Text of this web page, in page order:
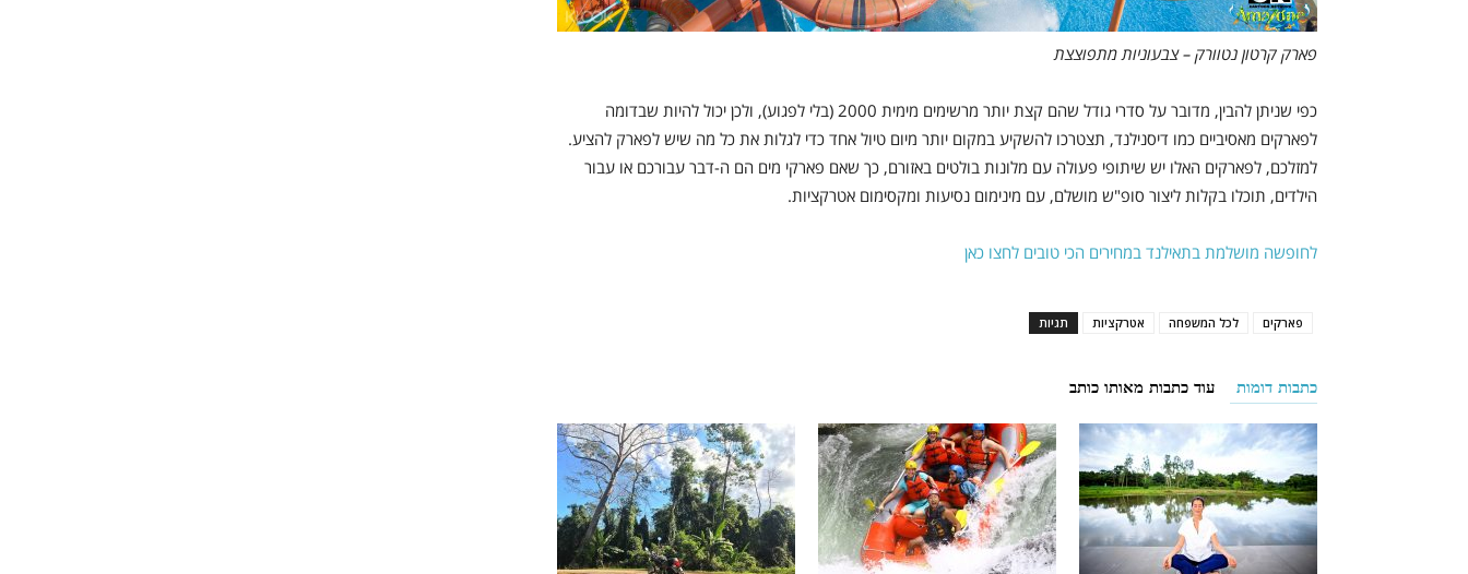
פארק קרטון נטוורק – צבעוניות מתפוצצת
כפי שניתן להבין, מדובר על סדרי גודל שהם קצת יותר מרשימים מימית 2000 (בלי לפגוע), ולכן יכול להיות שבדומה
לפארקים מאסיביים כמו דיסנילנד, תצטרכו להשקיע במקום יותר מיום טיול אחד כדי לגלות את כל מה שיש לפארק להציע.
למזלכם, לפארקים האלו יש שיתופי פעולה עם מלונות בולטים באזורם, כך שאם פארקי מים הם ה-דבר עבורכם או עבור
הילדים, תוכלו בקלות ליצור סופ"ש מושלם, עם מינימום נסיעות ומקסימום אטרקציות.
לחופשה מושלמת בתאילנד במחירים הכי טובים לחצו כאן
תגיות אטרקציות לכל המשפחה פארקים
כתבות דומות עוד כתבות מאותו כותב